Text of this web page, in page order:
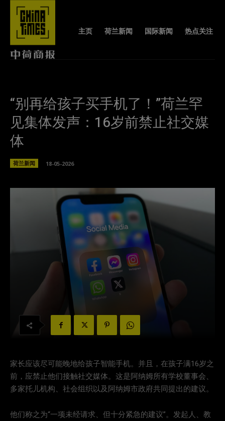
主页 荷兰新闻 国际新闻 热点关注
“别再给孩子买手机了！”荷兰罕
见集体发声：16岁前禁止社交媒
体
荷兰新闻 18-05-2026
家长应该尽可能晚地给孩子智能手机。并且，在孩子满16岁之
前，应禁止他们接触社交媒体。这是阿纳姆所有学校董事会、
多家托儿机构、社会组织以及阿纳姆市政府共同提出的建议。
他们称之为“一项未经请求、但十分紧急的建议”。发起人、教